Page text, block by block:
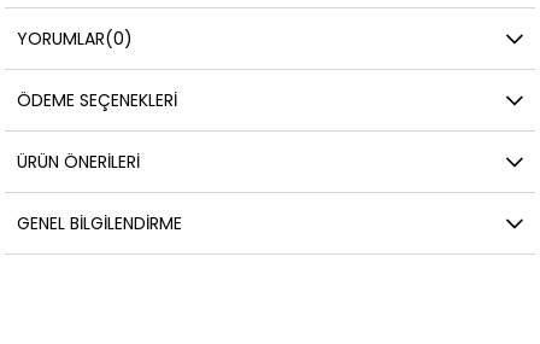
YORUMLAR(0)
ÖDEME SEÇENEKLERI
ÜRÜN ÖNERILERI
GENEL BILGILENDIRME